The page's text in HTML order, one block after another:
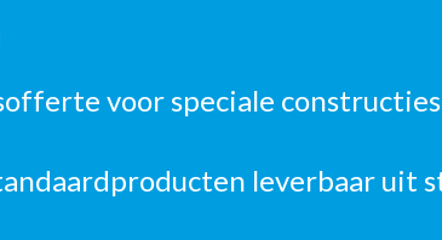
voor speciale
leverbaar uit